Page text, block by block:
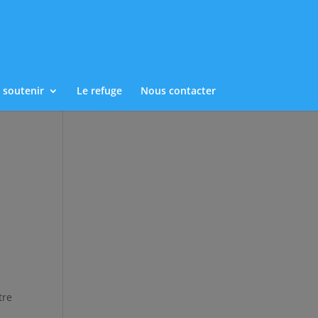
soutenir Le refuge Nous contacter